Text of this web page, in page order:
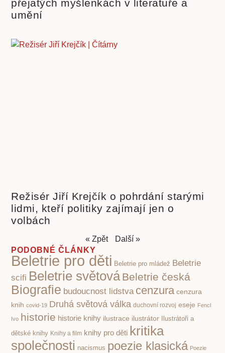
přejatých myšlenkách v literatuře a
umění
Režisér Jiří Krejčík o pohrdání starými
lidmi, kteří politiky zajímají jen o
volbách
« Zpět
Další »
PODOBNÉ ČLÁNKY
Beletrie pro děti Beletrie pro mládež Beletrie
scifi Beletrie světováBeletrie česká
Biografie budoucnost lidstva cenzura cenzura
knih covid-19 Druhá světová válka duchovní rozvoj eseje Fencl
Ivo historie historie knihy ilustrace ilustrátor Ilustrátoři a
dětské knihy Knihy a film knihy pro děti kritika
společnosti nacismus poezie klasická Poezie